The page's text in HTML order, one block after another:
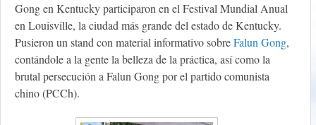
Gong en Kentucky participaron en el Festival Mundial Anual
en Louisville, la ciudad más grande del estado de Kentucky.
Pusieron un stand con material informativo sobreFalun Gong,
contándole a la gente la belleza de la práctica, así como la
brutal persecución a Falun Gong por el partido comunista
chino (PCCh).